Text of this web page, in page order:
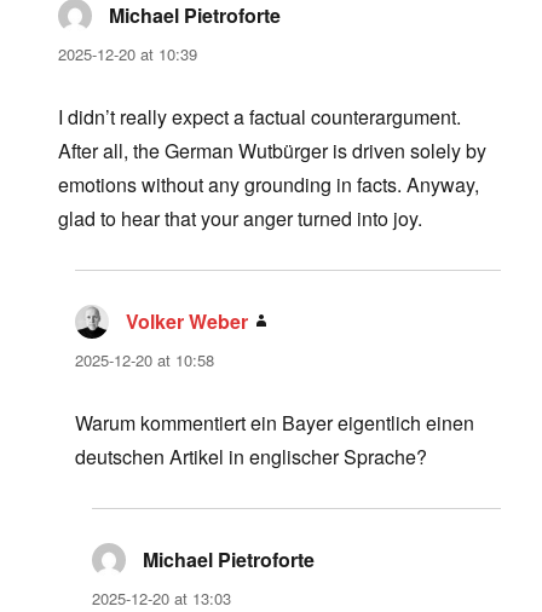
Michael Pietroforte
2025-12-20 at 10:39
I didn’t really expect a factual counterargument.
After all, the German Wutbürger is driven solely by
emotions without any grounding in facts. Anyway,
glad to hear that your anger turned into joy.
Volker Weber
2025-12-20 at 10:58
Warum kommentiert ein Bayer eigentlich einen
deutschen Artikel in englischer Sprache?
Michael Pietroforte
2025-12-20 at 13:03